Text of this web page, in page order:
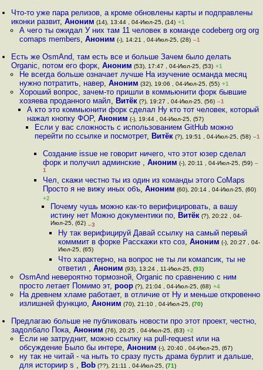
Что-то уже пара релизов, а кроме обновлены карты и подправлены
иконки развит,Аноним (14), 13:44 , 04-Июл-25, (14) +1
А чего ты ожидал У них там 11 человек в команде codeberg org org
comaps members, Аноним (-), 14:21 , 04-Июл-25, (28) –1
Есть же OsmAnd, там есть все и больше Зачем было делать
Organic, потом его форк,Аноним (53), 17:47 , 04-Июл-25, (53) +1
Не всегда больше означает лучше На изучение османда месяц
нужно потратить, навер, Аноним (32), 19:06 , 04-Июл-25, (55) +1
Хороший вопрос, зачем-то пришли в коммьюнити форк бывшие
хозяева проданного майл, Витёк(?), 19:27 , 04-Июл-25, (56) –1
А кто это коммьюнити форк сделал Ну кто тот человек, который
нажал кнопку ФОР, Аноним (-), 19:44 , 04-Июл-25, (57)
Если у вас сложность с использованием GitHub можно
перейти по ссылке и посмотрет, Витёк (?), 19:51 , 04-Июл-25, (58) –1
Создание issue не говорит ничего, что этот юзер сделал
форк и получил админские , Аноним (-), 20:11 , 04-Июл-25, (59) –
1
Чел, скажи честно ты из один из команды этого CoMaps
Просто я не вижу иных объ, Аноним (60), 20:14 , 04-Июл-25, (60)
+2
Почему чушь можно как-то верифицировать, а вашу
истину нет Можно документики по, Витёк(?), 20:22 , 04-
Июл-25, (62) –3
Ну так верифицируй Давай ссылку на самый первый
комммит в форке Расскажи кто соз,Аноним (-), 20:27 , 04-
Июл-25, (65)
Что характерно, на вопрос не ты ли комапсик, ты не
ответил ,Аноним (93), 13:24 , 11-Июл-25, (93)
OsmAnd невероятно тормозной, Organic по сравнению с ним
просто летает Помимо эт, poop(?), 21:04 , 04-Июл-25, (68) +4
На древнем хламе работает, в отличие от Ну и меньше откровенно
излишней функцио, Аноним (70), 21:10 , 04-Июл-25, (70)
Предлагаю больше не публиковать новости про этот проект, честно,
задолбало Пока,Аноним (76), 20:25 , 04-Июл-25, (63) +2
Если не затруднит, можно ссылку на pull-request или на
обсуждение Было бы интере, Аноним (-), 20:40 , 04-Июл-25, (67)
ну так не читай - ча ныть то сразу пусть драма бурлит и дальше,
для историиp s , Bob(??), 21:11 , 04-Июл-25, (71)